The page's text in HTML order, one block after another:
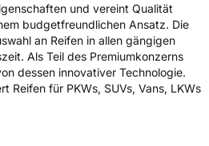
und vereint Qualität
budgetfreundlichen Ansatz. Die
an Reifen in allen gängigen
Als Teil des Premiumkonzerns
dessen innovativer Technologie.
Reifen für PKWs, SUVs, Vans, LKWs